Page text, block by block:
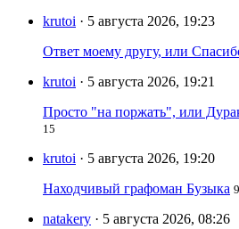
krutoi · 5 августа 2026, 19:23
Ответ моему другу, или
krutoi · 5 августа 2026, 19:21
Просто "на поржать", или
15
krutoi · 5 августа 2026, 19:20
Находчивый графоман Бузыка 9
natakery · 5 августа 2026, 08:26